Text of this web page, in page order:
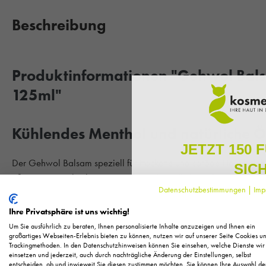
Beschreibung
Produktinformationen "Gehwol
125ml"
Kühlendes Menthol und natürliche
Der Gehwol Balsam speziell für trockene und spröde Haut
pflegen sie zugleich intensiv mit hautfreundlichen Pflegestoffen
rissige Haut an den Füßen hinter sich und erfreuen Sie sich bei
schöne und glatte Füße. Dank der bewährten Formulierung
Fußgeruch und schützen die Füße präventiv vor lästigem
geprüft und auch für Diabetiker geeignet.
JETZT 150
Melden Sie sich zu
regelmäßig exklusive
Pflege, neue Produkte
Als kleines Dankeschön für
Ihnen150 Fuchstaler*, die
Einkauf
Datenschutzbestimmungen |
Ihre Privatsphäre ist uns wichtig!
Um Sie ausführlich zu beraten, Ihnen personalisierte Inhalte anzuzeigen und Ihnen ein
großartiges Webseiten-Erlebnis bieten zu können, nutzen wir auf unserer Seite Cookies
Trackingmethoden. In den Datenschutzhinweisen können Sie einsehen, welche Dienste wir
einsetzen und jederzeit, auch durch nachträgliche Änderung der Einstellungen, selbst